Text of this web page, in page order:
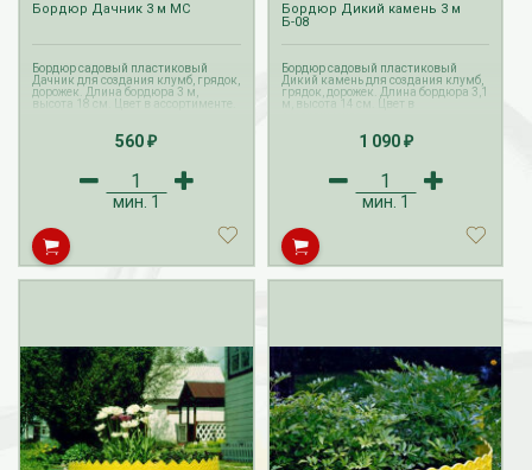
Бордюр Дачник 3 м МС
Бордюр садовый пластиковый
Дачник для создания клумб, грядок,
дорожек. Длина бордюра 3 м,
высота 18 см. Цвет в ассортименте.
560₽
мин. 1
Бордюр Дикий камень 3 м
Б-08
Бордюр садовый пластиковый
Дикий камень для создания клумб,
грядок, дорожек. Длина бордюра 3,1
м, высота 14 см. Цвет в
1 090 ₽
мин. 1